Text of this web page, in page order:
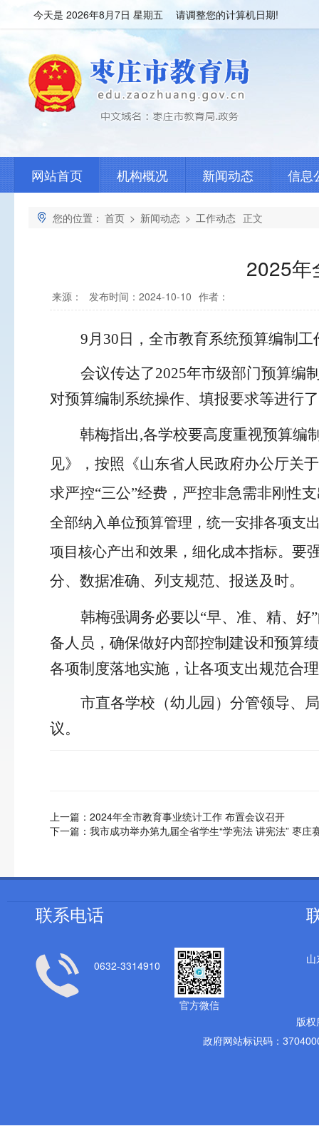
今天是 2026年8月7日 星期五 请调整您的计算机日期!
网站首页 机构概况 新闻动态 信息
您的位置： 首页 > 新闻动态 > 工作动态 正文
2025年
来源： 发布时间：2024-10-10 作者：
9月 30 日，全市教育系统预算编制工
会议传达了2025年市级部门预算编
对预算编制系统操作、填报要求等进行
韩梅指出,各学校要高度重视预算编
见》，按照《山东省人民政府办公厅关
求严控“三公”经费，严控非急需非刚性
全部纳入单位预算管理，统一安排各项支
项目核心产出和效果，细化成本指标。 要
分、数据准确、列支规范、报送及时。
韩梅强调务必要以“早、准、精、好
备人员，确保做好内部控制建设和预算
各项制度落地实施，让各项支出规范合
市直各学校（幼儿园）分管领导、
议。
上一篇： 2024年全市教育事业统计工作 布置会议召开
下一篇： 我市成功举办第九届全省学生“学宪法 讲宪法” 枣庄
联系电话
0632-3314910
官方微信
版
政府网站标识码：